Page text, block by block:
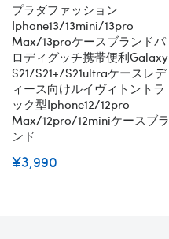
プラダファッション
Iphone13/13mini/13pro
Max/13proケースブランドパ
ロディグッチ携帯便利Galaxy
S21/S21+/S21ultraケースレデ
ィース向けルイヴィトントラ
ック型iphone12/12pro
Max/12pro/12miniケースブラ
ンド
¥3,990